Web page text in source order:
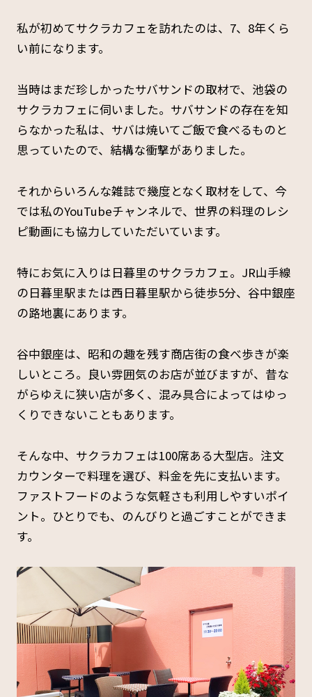
私が初めてサクラカフェを訪れたのは、7、8年くら
い前になります。
当時はまだ珍しかったサバサンドの取材で、池袋の
サクラカフェに伺いました。サバサンドの存在を知
らなかった私は、サバは焼いてご飯で食べるものと
思っていたので、結構な衝撃がありました。
それからいろんな雑誌で幾度となく取材をして、今
では私のYouTubeチャンネルで、世界の料理のレシ
ピ動画にも協力していただいています。
特にお気に入りは日暮里のサクラカフェ。JR山手線
の日暮里駅または西日暮里駅から徒歩5分、谷中銀座
の路地裏にあります。
谷中銀座は、昭和の趣を残す商店街の食べ歩きが楽
しいところ。良い雰囲気のお店が並びますが、昔な
がらゆえに狭い店が多く、混み具合によってはゆっ
くりできないこともあります。
そんな中、サクラカフェは100席ある大型店。注文
カウンターで料理を選び、料金を先に支払います。
ファストフードのような気軽さも利用しやすいポイ
ント。ひとりでも、のんびりと過ごすことができま
す。